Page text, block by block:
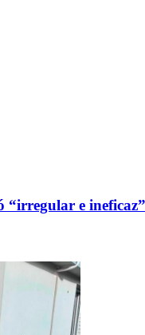
“irregular e